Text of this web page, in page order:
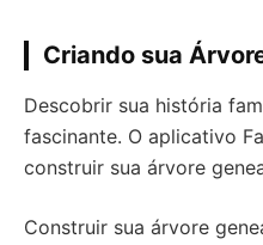
Criando sua
Descobrir sua história
fascinante. O aplicativo
construir sua árvore
Construir sua árvore